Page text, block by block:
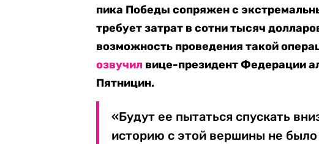
пика Победы сопряжен с
требует затрат в сотни тысяч
возможность проведения такой
озвучил вице-президент Федерации
Пятницин.
«Будут ее пытаться спускать
историю с этой вершины не